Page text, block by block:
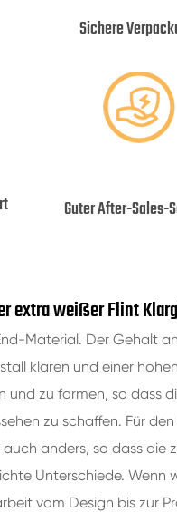
Sichere
Guter After-Sales-
extra weißer Flint
Material. Der Gehalt
klaren und einer
und zu formen, so dass
zu schaffen. Für
anders, so dass die
Unterschiede. Wenn
vom Design bis zur